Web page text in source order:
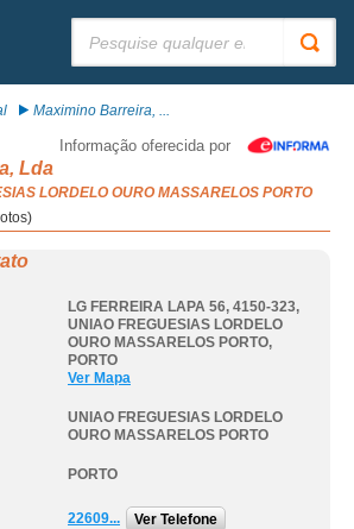
Maximino Barreira, ...
Informação oferecida por
Lda
LORDELO OURO MASSARELOS PORTO
LG FERREIRA LAPA 56, 4150-323,
UNIAO FREGUESIAS LORDELO
OURO MASSARELOS PORTO,
PORTO
Ver Mapa
UNIAO FREGUESIAS LORDELO
OURO MASSARELOS PORTO
PORTO
22609... Ver Telefone